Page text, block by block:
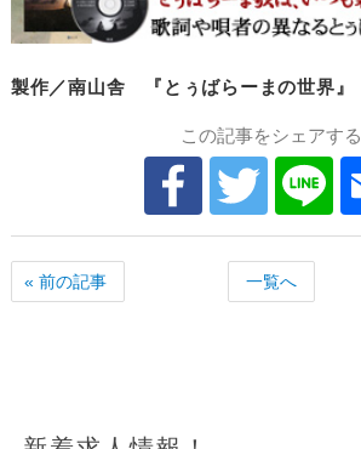
製作／南山舎 『とぅばらーまの世界』
この記事をシェアする
« 前の記事 一覧へ